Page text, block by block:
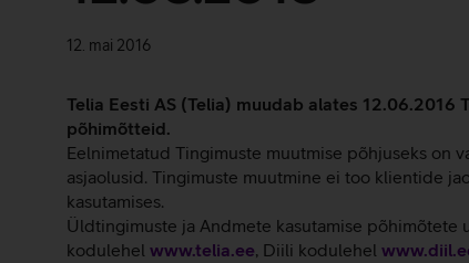
12. mai 2016
Telia Eesti AS (Telia) muudab alates
põhimõtteid.
Eelnimetatud Tingimuste muutmise põhjuseks on
asjaolusid. Tingimuste muutmine ei too klientide
kasutamises.
Üldtingimuste ja Andmete kasutamise põhimõtete
kodulehel www.telia.ee, Diili kodulehel